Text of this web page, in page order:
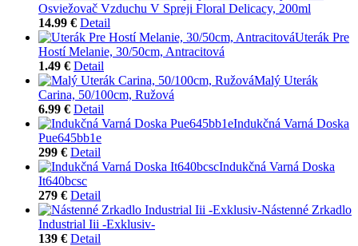
Osviežovač Vzduchu V Spreji Floral Delicacy, 200ml
14.99 € Detail
Uterák Pre
Hostí Melanie, 30/50cm, Antracitová
1.49 € Detail
Malý Uterák
Carina, 50/100cm, Ružová
6.99 € Detail
Indukčná Varná Doska
Pue645bb1e
299 € Detail
Indukčná Varná Doska
It640bcsc
279 € Detail
Nástenné Zrkadlo
Industrial Iii -Exklusiv-
139 € Detail